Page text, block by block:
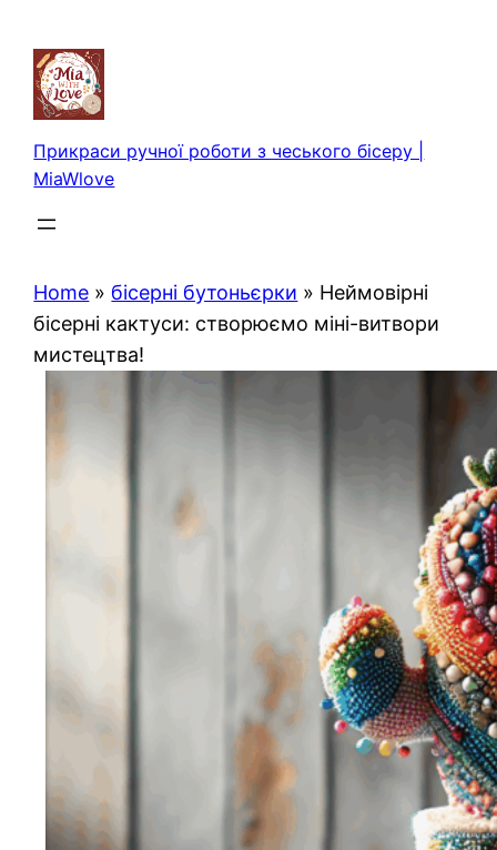
вмісту
Прикраси ручної роботи з чеського бісеру |
MiaWlove
Home » бісерні бутоньєрки » Неймовірні
бісерні кактуси: створюємо міні-витвори
мистецтва!